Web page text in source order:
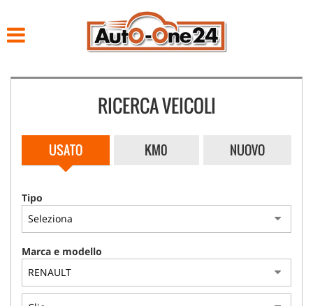
NOLEGGIO
CONTATTI
RICERCA VEICOLI
USATO KM0 NUOVO
Tipo
Marca e modello